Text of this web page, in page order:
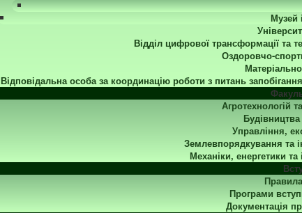
Музей
Відділ цифрової трансформації та
Оздоровчо-
Відповідальна особа за координацію роботи з питань
Агротехнологій
Будівництва
Управління,
Землевпорядкування та
Механіки, енергетики
Програми
Документація